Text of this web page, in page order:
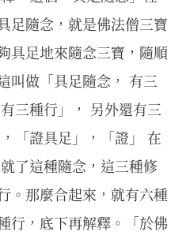
足隨念，就是佛法僧三寶
具足地來隨念三寶，隨順
叫做「具足隨念， 有三
三種行」， 另外還有三
「證具足」，「證」 在
了這種隨念，這三種修
。那麼合起來，就有六種
行，底下再解釋。「於佛